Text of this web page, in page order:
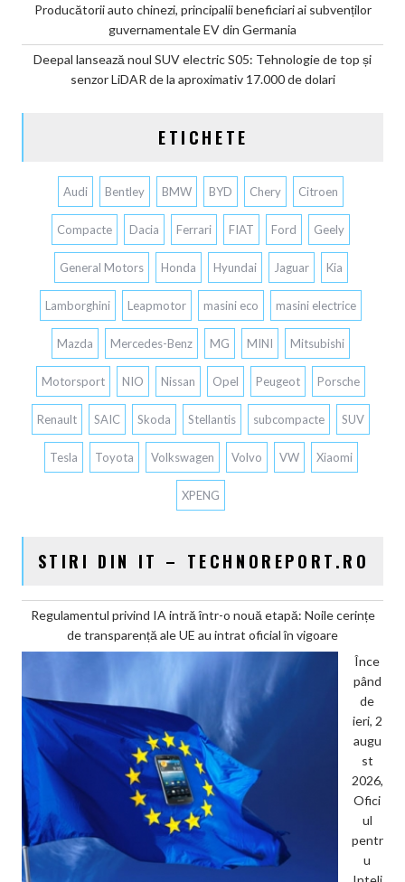
Producătorii auto chinezi, principalii beneficiari ai subvenților
guvernamentale EV din Germania
Deepal lansează noul SUV electric S05: Tehnologie de top și
senzor LiDAR de la aproximativ 17.000 de dolari
ETICHETE
Audi Bentley BMW BYD Chery Citroen
Compacte Dacia Ferrari FIAT Ford Geely
General Motors Honda Hyundai Jaguar Kia
Lamborghini Leapmotor masini eco masini electrice
Mazda Mercedes-Benz MG MINI Mitsubishi
Motorsport NIO Nissan Opel Peugeot Porsche
Renault SAIC Skoda Stellantis subcompacte SUV
Tesla Toyota Volkswagen Volvo VW Xiaomi
XPENG
STIRI DIN IT – TECHNOREPORT.RO
Regulamentul privind IA intră într-o nouă etapă: Noile cerințe
de transparență ale UE au intrat oficial în vigoare
Înce
pând
de
ieri, 2
augu
st
2026,
Ofici
ul
pentr
u